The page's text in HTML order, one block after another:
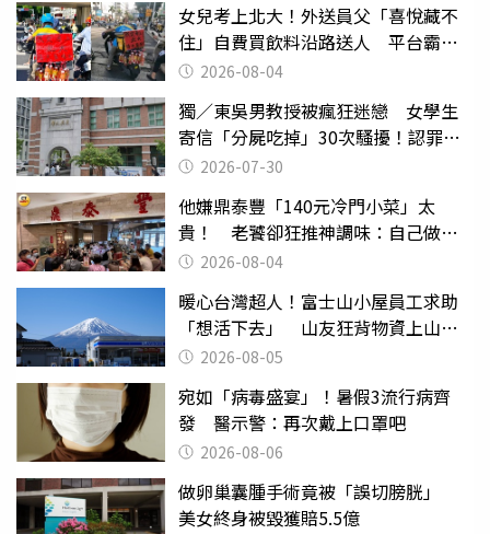
女兒考上北大！外送員父「喜悅藏不
住」自費買飲料沿路送人 平台霸氣
幫付學費
2026-08-04
獨／東吳男教授被瘋狂迷戀 女學生
寄信「分屍吃掉」30次騷擾！認罪免
關 2026-07-30
他嫌鼎泰豐「140元冷門小菜」太
貴！ 老饕卻狂推神調味：自己做不
出來2026-08-04
暖心台灣超人！富士山小屋員工求助
「想活下去」 山友狂背物資上山：
台灣真的是寶島
2026-08-05
宛如「病毒盛宴」！暑假3流行病齊
發 醫示警：再次戴上口罩吧
2026-08-06
做卵巢囊腫手術竟被「誤切膀胱」
美女終身被毀獲賠5.5億